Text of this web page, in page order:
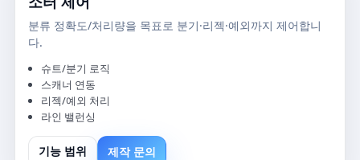
분류 정확도/처리량을 목표로 분기·리젝·예외까지 제어합니
다.
슈트/분기 로직
스캐너 연동
리젝/예외 처리
라인 밸런싱
기능 범위 제작 문의